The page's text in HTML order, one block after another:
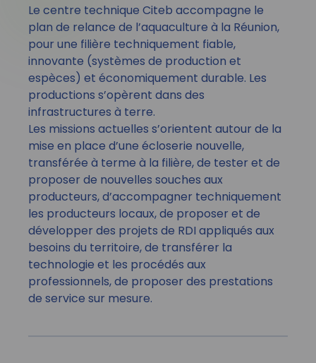
Espace connexion
Le centre technique Citeb accompagne le
plan de relance de l’aquaculture à la Réunion,
pour une filière techniquement fiable,
innovante (systèmes de production et
espèces) et économiquement durable. Les
productions s’opèrent dans des
infrastructures à terre.
Les missions actuelles s’orientent autour de la
mise en place d’une écloserie nouvelle,
transférée à terme à la filière, de tester et de
proposer de nouvelles souches aux
producteurs, d’accompagner techniquement
les producteurs locaux, de proposer et de
développer des projets de RDI appliqués aux
besoins du territoire, de transférer la
technologie et les procédés aux
professionnels, de proposer des prestations
de service sur mesure.